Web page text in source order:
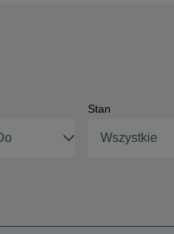
Stan
Wszystkie